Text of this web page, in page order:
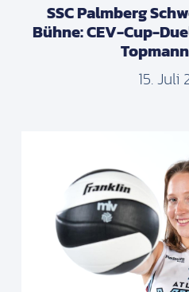
SSC Palmberg
Bühne: CEV-Cup-
15. Juli